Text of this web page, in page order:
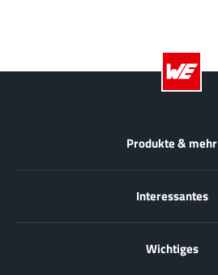
Produkte & mehr
Interessantes
Wichtiges